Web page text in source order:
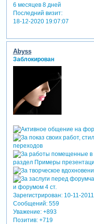
6 месяцев 8 дней
Последний визит:
18-12-2020 19:07:07
Abyss
Заблокирован
Зарегистрирован: 10-11-2011
Сообщений:559
Уважение: +893
Позитив: +719